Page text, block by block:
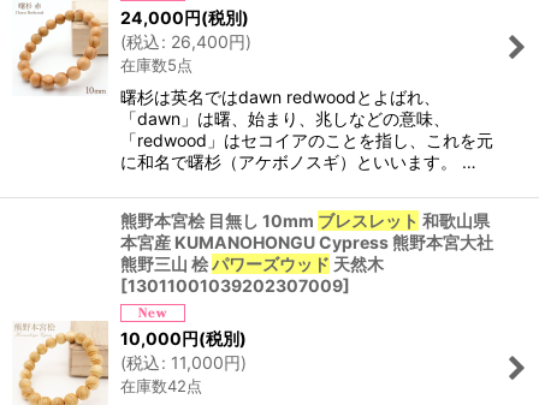
24,000円(税別)
(税込: 26,400円)
在庫数5点
曙杉は英名ではdawn redwoodとよばれ、
「dawn」は曙、始まり、兆しなどの意味、
「redwood」はセコイアのことを指し、これを元
に和名で曙杉（アケボノスギ）といいます。 …
熊野本宮桧 目無し 10mm ブレスレット 和歌山県
本宮産 KUMANOHONGU Cypress 熊野本宮大社
熊野三山 桧パワーズウッド 天然木
[13011001039202307009]
10,000円(税別)
(税込: 11,000円)
在庫数42点